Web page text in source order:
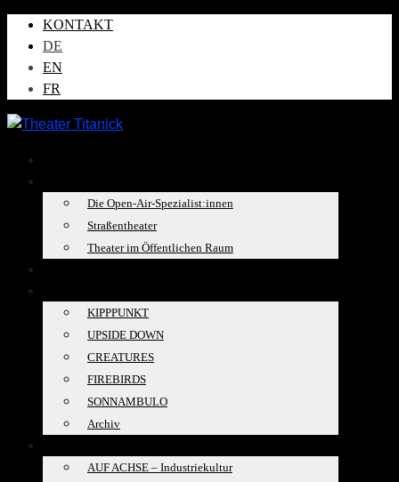
KONTAKT
DE
EN
FR
Die Open-Air-Spezialist:innen
Straßentheater
Theater im Öffentlichen Raum
KIPPPUNKT
UPSIDE DOWN
CREATURES
FIREBIRDS
SONNAMBULO
Archiv
AUF ACHSE – Industriekultur